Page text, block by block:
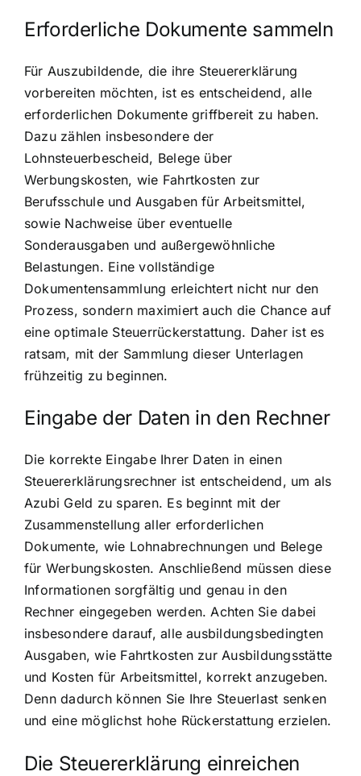
Erforderliche Dokumente sammeln
Für Auszubildende, die ihre Steuererklärung
vorbereiten möchten, ist es entscheidend, alle
erforderlichen Dokumente griffbereit zu haben.
Dazu zählen insbesondere der
Lohnsteuerbescheid, Belege über
Werbungskosten, wie Fahrtkosten zur
Berufsschule und Ausgaben für Arbeitsmittel,
sowie Nachweise über eventuelle
Sonderausgaben und außergewöhnliche
Belastungen. Eine vollständige
Dokumentensammlung erleichtert nicht nur den
Prozess, sondern maximiert auch die Chance auf
eine optimale Steuerrückerstattung. Daher ist es
ratsam, mit der Sammlung dieser Unterlagen
frühzeitig zu beginnen.
Eingabe der Daten in den Rechner
Die korrekte Eingabe Ihrer Daten in einen
Steuererklärungsrechner ist entscheidend, um als
Azubi Geld zu sparen. Es beginnt mit der
Zusammenstellung aller erforderlichen
Dokumente, wie Lohnabrechnungen und Belege
für Werbungskosten. Anschließend müssen diese
Informationen sorgfältig und genau in den
Rechner eingegeben werden. Achten Sie dabei
insbesondere darauf, alle ausbildungsbedingten
Ausgaben, wie Fahrtkosten zur Ausbildungsstätte
und Kosten für Arbeitsmittel, korrekt anzugeben.
Denn dadurch können Sie Ihre Steuerlast senken
und eine möglichst hohe Rückerstattung erzielen.
Die Steuererklärung einreichen